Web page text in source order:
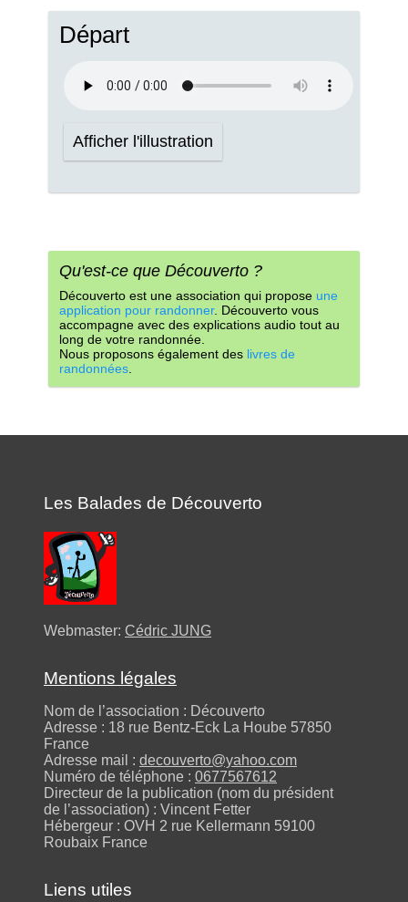
Départ
Afficher l'illustration
Qu'est-ce que Découverto ?
Découverto est une association qui propose une
application pour randonner. Découverto vous
accompagne avec des explications audio tout au
long de votre randonnée.
Nous proposons également des livres de
randonnées
Les Balades de Découverto
Webmaster: Cédric JUNG
Mentions légales
Nom de l’association : Découverto
Adresse : 18 rue Bentz-Eck La Hoube 57850
France
Adresse mail : decouverto@yahoo.com
Numéro de téléphone : 0677567612
Directeur de la publication (nom du président
de l’association) : Vincent Fetter
Hébergeur : OVH 2 rue Kellermann 59100
Roubaix France
Liens utiles